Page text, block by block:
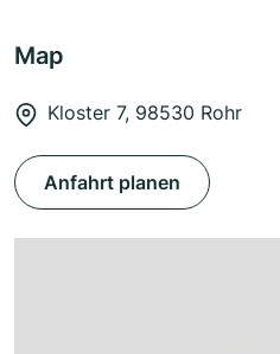
Map
Kloster 7, 98530 Rohr
Anfahrt planen